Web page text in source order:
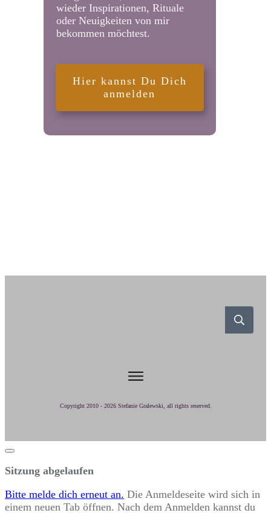
wieder Inspirationen, Rituale
oder Neuigkeiten von mir
bekommen möchtest.
Hier kannst Du Dich
anmelden
Copyright 2010 - 2026 Stefanie Gralewski , all rights reserved.
Dialog
Sitzung abgelaufen
Bitte melde dich erneut an. Die Anmeldeseite wird sich in
einem neuen Tab öffnen. Nach dem Anmelden kannst du